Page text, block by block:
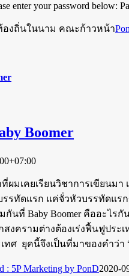
enter your password below:
องถิ่นในนาม คณะก้าวหน้า
Boomer
ที่ผมเคยเรียนวิชาการเขียน
รทัดแรก แค่จั่วหัวบรรทัดแร
นที่ Baby Boomer คืออะไร
ครามต่างต้องเร่งฟื้นฟูประ
ยุคนี้จึงเป็นที่มาของคำว่า “
: 5P Marketing by PonD2020-